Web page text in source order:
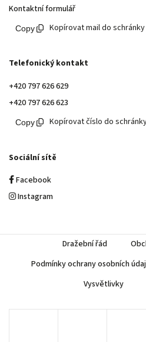
Kontaktní formulář
Kopírovat mail do schránky
Telefonický kontakt
+420 797 626 629
+420 797 626 623
Kopírovat číslo do
Sociální sítě
Facebook
Instagram
Dražební řád
Podmínky ochrany osobních
Vysvětlivky